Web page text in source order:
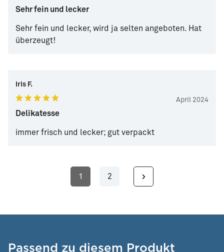
Sehr fein und lecker
Sehr fein und lecker, wird ja selten angeboten. Hat
überzeugt!
Iris F.
April 2024
Delikatesse
immer frisch und lecker; gut verpackt
Seite
1
2
Passend zu diesem Produkt